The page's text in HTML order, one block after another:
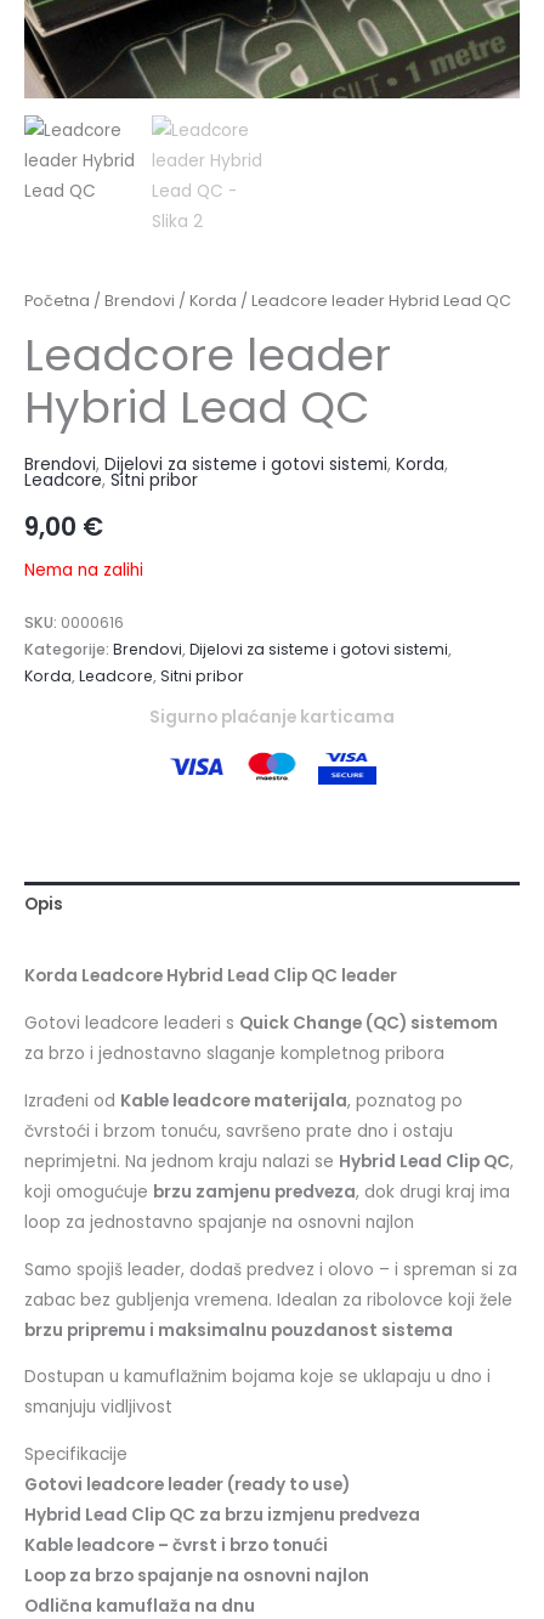
Početna / Brendovi / Korda / Leadcore leader Hybrid Lead QC
Leadcore leader
Hybrid Lead QC
Brendovi, Dijelovi za sisteme i gotovi sistemi, Korda,
Leadcore, Sitni pribor
9,00 €
Nema na zalihi
SKU: 0000616
Kategorije: Brendovi,Dijelovi za sisteme i gotovi sistemi,
Korda,Leadcore,Sitni pribor
Sigurno plaćanje karticama
Opis
Korda Leadcore Hybrid Lead Clip QC leader
Gotovi leadcore leaderi s Quick Change (QC) sistemom
za brzo i jednostavno slaganje kompletnog pribora
Izrađeni od Kable leadcore materijala, poznatog po
čvrstoći i brzom tonuću, savršeno prate dno i ostaju
neprimjetni. Na jednom kraju nalazi se Hybrid Lead Clip QC,
koji omogućuje brzu zamjenu predveza, dok drugi kraj ima
loop za jednostavno spajanje na osnovni najlon
Samo spojiš leader, dodaš predvez i olovo – i spreman si za
zabac bez gubljenja vremena. Idealan za ribolovce koji žele
brzu pripremu i maksimalnu pouzdanost sistema
Dostupan u kamuflažnim bojama koje se uklapaju u dno i
smanjuju vidljivost
Specifikacije
Gotovi leadcore leader (ready to use)
Hybrid Lead Clip QC za brzu izmjenu predveza
Kable leadcore – čvrst i brzo tonući
Loop za brzo spajanje na osnovni najlon
Odlična kamuflaža na dnu